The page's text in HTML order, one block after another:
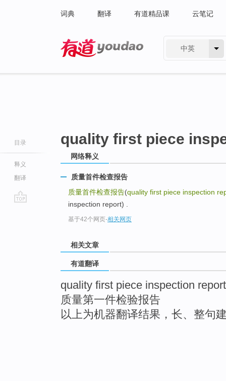
词典 翻译 有道精品课 云笔记
中英
目录
释义
翻译
quality first piece
网络释义
质量首件检查报告
质量首件检查报告(quality first piece inspection
inspection report) .
基于42个网页-相关网页
相关文章
有道翻译
quality first piece inspection report
质量第一件检验报告
以上为机器翻译结果，长、整句